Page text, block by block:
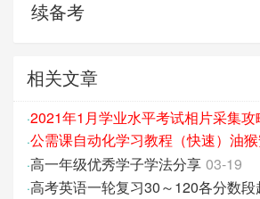
续备考
相关文章
·2021年1月学业水平考试相片采集攻
·公需课自动化学习教程（快速）油
·高一年级优秀学子学法分享 03-19
·